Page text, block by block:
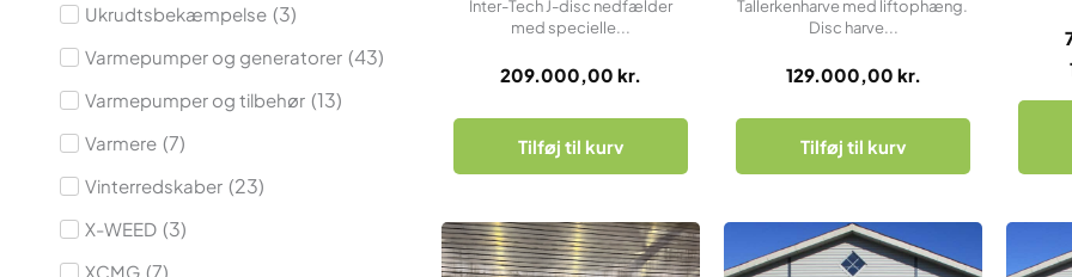
Ukrudtsbekæmpelse (3)
Varmepumper og generatorer (43)
Varmepumper og tilbehør (13)
Varmere (7)
Vinterredskaber (23)
X-WEED (3)
XCMG (7)
209.000,00 kr.
Inter-Tech J-disc nedfælder
med specielle...
Tilføj til kurv
129.000,00 kr.
Tallerkenharve med liftophæng.
Disc harve...
Tilføj til kurv
Prisinterval:
92.500,00 kr.
Dette
vare
159.800,00 kr.
Dette
vare